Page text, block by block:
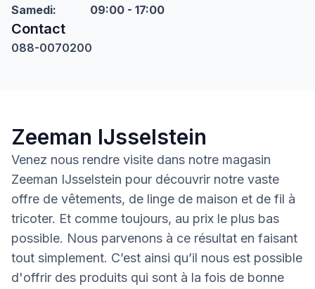
Samedi: 09:00 - 17:00
Contact
088-0070200
Zeeman IJsselstein
Venez nous rendre visite dans notre magasin
Zeeman IJsselstein pour découvrir notre vaste
offre de vêtements, de linge de maison et de fil à
tricoter. Et comme toujours, au prix le plus bas
possible. Nous parvenons à ce résultat en faisant
tout simplement. C’est ainsi qu’il nous est possible
d'offrir des produits qui sont à la fois de bonne